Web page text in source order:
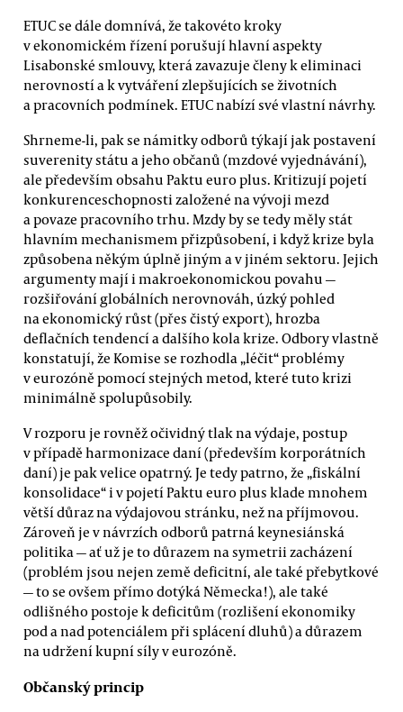
ETUC se dále domnívá, že takovéto kroky
v ekonomickém řízení porušují hlavní aspekty
Lisabonské smlouvy, která zavazuje členy k eliminaci
nerovností a k vytváření zlepšujících se životních
a pracovních podmínek. ETUC nabízí své vlastní návrhy.
Shrneme-li, pak se námitky odborů týkají jak postavení
suverenity státu a jeho občanů (mzdové vyjednávání),
ale především obsahu Paktu euro plus. Kritizují pojetí
konkurenceschopnosti založené na vývoji mezd
a povaze pracovního trhu. Mzdy by se tedy měly stát
hlavním mechanismem přizpůsobení, i když krize byla
způsobena někým úplně jiným a v jiném sektoru. Jejich
argumenty mají i makroekonomickou povahu —
rozšiřování globálních nerovnováh, úzký pohled
na ekonomický růst (přes čistý export), hrozba
deflačních tendencí a dalšího kola krize. Odbory vlastně
konstatují, že Komise se rozhodla „léčit“ problémy
v eurozóně pomocí stejných metod, které tuto krizi
minimálně spolupůsobily.
V rozporu je rovněž očividný tlak na výdaje, postup
v případě harmonizace daní (především korporátních
daní) je pak velice opatrný. Je tedy patrno, že „fiskální
konsolidace“ i v pojetí Paktu euro plus klade mnohem
větší důraz na výdajovou stránku, než na příjmovou.
Zároveň je v návrzích odborů patrná keynesiánská
politika — ať už je to důrazem na symetrii zacházení
(problém jsou nejen země deficitní, ale také přebytkové
— to se ovšem přímo dotýká Německa!), ale také
odlišného postoje k deficitům (rozlišení ekonomiky
pod a nad potenciálem při splácení dluhů) a důrazem
na udržení kupní síly v eurozóně.
Občanský princip